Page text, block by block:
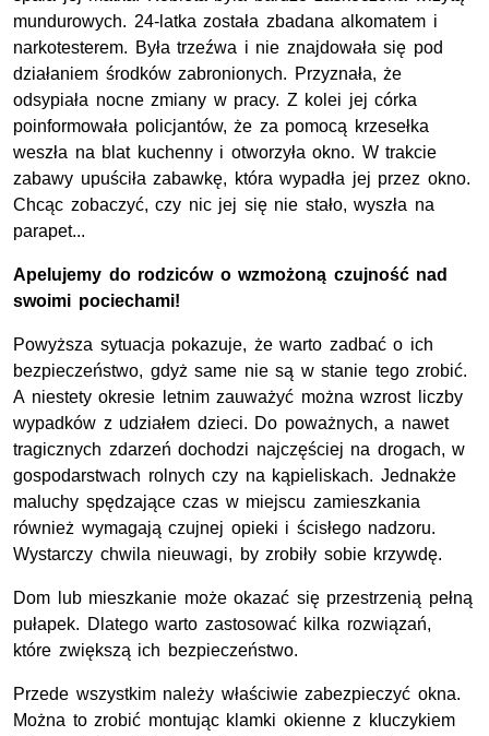
mundurowych. 24-latka została zbadana alkomatem i
narkotesterem. Była trzeźwa i nie znajdowała się pod
działaniem środków zabronionych. Przyznała, że
odsypiała nocne zmiany w pracy. Z kolei jej córka
poinformowała policjantów, że za pomocą krzesełka
weszła na blat kuchenny i otworzyła okno. W trakcie
zabawy upuściła zabawkę, która wypadła jej przez okno.
Chcąc zobaczyć, czy nic jej się nie stało, wyszła na
parapet...
Apelujemy do rodziców o wzmożoną czujność nad
swoimi pociechami!
Powyższa sytuacja pokazuje, że warto zadbać o ich
bezpieczeństwo, gdyż same nie są w stanie tego zrobić.
A niestety okresie letnim zauważyć można wzrost liczby
wypadków z udziałem dzieci. Do poważnych, a nawet
tragicznych zdarzeń dochodzi najczęściej na drogach, w
gospodarstwach rolnych czy na kąpieliskach. Jednakże
maluchy spędzające czas w miejscu zamieszkania
również wymagają czujnej opieki i ścisłego nadzoru.
Wystarczy chwila nieuwagi, by zrobiły sobie krzywdę.
Dom lub mieszkanie może okazać się przestrzenią pełną
pułapek. Dlatego warto zastosować kilka rozwiązań,
które zwiększą ich bezpieczeństwo.
Przede wszystkim należy właściwie zabezpieczyć okna.
Można to zrobić montując klamki okienne z kluczykiem